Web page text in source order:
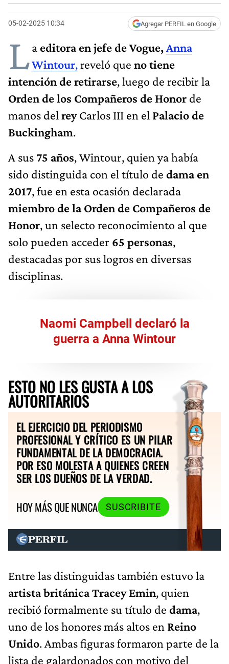
05-02-2025 10:34 Agregar PERFIL en Google
La editora en jefe de Vogue,Anna
Wintour,reveló que no tiene
intención de retirarse, luego de recibir la
Orden de los Compañeros de Honor de
manos del reyCarlos III en el Palacio de
Buckingham.
A sus 75 años, Wintour, quien ya había
sido distinguida con el título de dama en
2017, fue en esta ocasión declarada
miembro de la Orden de Compañeros de
Honor, un selecto reconocimiento al que
solo pueden acceder 65 personas,
destacadas por sus logros en diversas
disciplinas.
Naomi Campbell declaró la
guerra a Anna Wintour
ESTO NO LES GUSTA A LOS
AUTORITARIOS
EL EJERCICIO DEL PERIODISMO
PROFESIONAL Y CRÍTICO ES UN PILAR
FUNDAMENTAL DE LA DEMOCRACIA.
POR ESO MOLESTA A QUIENES CREEN
SER LOS DUEÑOS DE LA VERDAD.
HOY MÁS QUE NUNCA
SUSCRIBITE
Entre las distinguidas también estuvo la
artista británica Tracey Emin, quien
recibió formalmente su título de dama,
uno de los honores más altos en Reino
Unido. Ambas figuras formaron parte de la
lista de galardonados con motivo del